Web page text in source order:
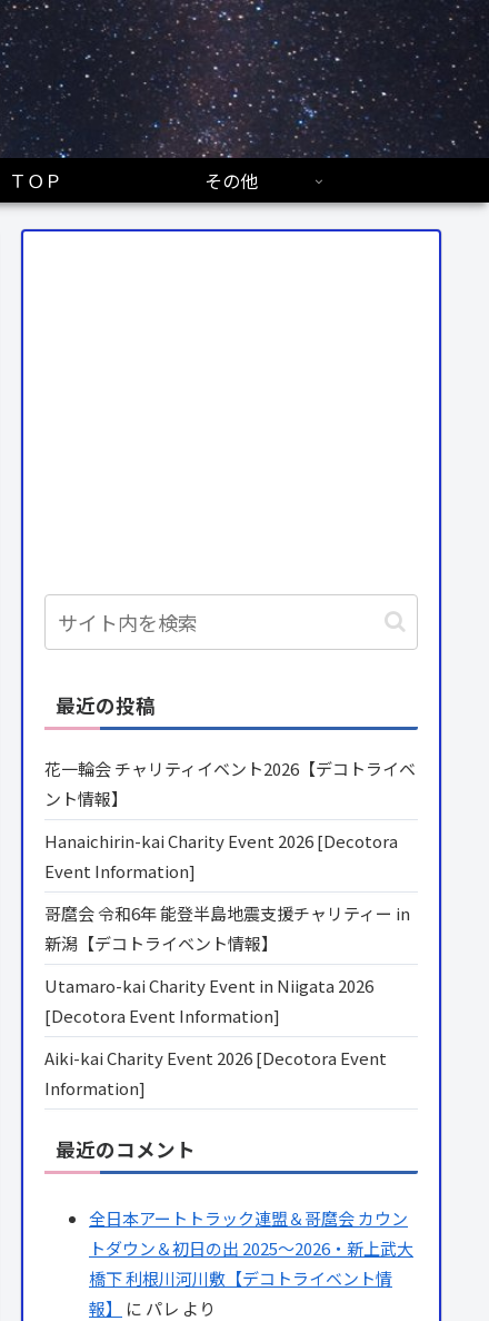
ＴＯＰ その他
最近の投稿
花一輪会 チャリティイベント2026【デコトライベ
ント情報】
Hanaichirin-kai Charity Event 2026 [Decotora
Event Information]
哥麿会 令和6年 能登半島地震支援チャリティー in
新潟【デコトライベント情報】
Utamaro-kai Charity Event in Niigata 2026
[Decotora Event Information]
Aiki-kai Charity Event 2026 [Decotora Event
Information]
最近のコメント
全日本アートトラック連盟＆哥麿会 カウン
トダウン＆初日の出 2025～2026・新上武大
橋下 利根川河川敷【デコトライベント情
報】
に パレ より